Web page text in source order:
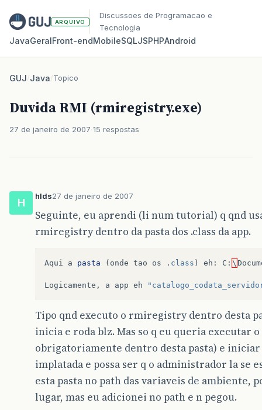
ARQUIVO
Discussoes de Programacao e
Tecnologia
JavaGeralFront‑endMobileSQLJSPHPAndroid
GUJ/Java/Topico
Duvida RMI (rmiregistry.exe)
27 de janeiro de 2007 15 respostas
H
hlds27 de janeiro de 2007
Seguinte, eu aprendi (li num tutorial) q qnd
rmiregistry dentro da pasta dos .class da app.
Aqui a pasta ( onde tao os . class ) eh : C : \
Logicamente , a app eh
Tipo qnd executo o rmiregistry dentro desta
inicia e roda blz. Mas so q eu queria executar
obrigatoriamente dentro desta pasta) e iniciar
implatada e possa ser q o administrador la se
esta pasta no path das variaveis de
lugar, mas eu adicionei no path e n pegou.